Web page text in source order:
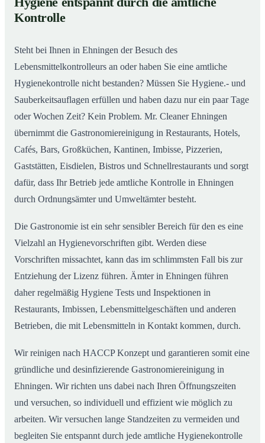
02Gastronomiereinigung in Ehningen – Qualität, die
man sieht
Kontrolle
Steht bei Ihnen in Ehningen der Besuch des
Lebensmittelkontrolleurs an oder haben Sie eine amtliche
Hygienekontrolle nicht bestanden? Müssen Sie Hygiene.- und
Sauberkeitsauflagen erfüllen und haben dazu nur ein paar Tage
oder Wochen Zeit? Kein Problem. Mr. Cleaner Ehningen
übernimmt die Gastronomiereinigung in Restaurants, Hotels,
Cafés, Bars, Großküchen, Kantinen, Imbisse, Pizzerien,
Gaststätten, Eisdielen, Bistros und Schnellrestaurants und sorgt
dafür, dass Ihr Betrieb jede amtliche Kontrolle in Ehningen
durch Ordnungsämter und Umweltämter besteht.
Die Gastronomie ist ein sehr sensibler Bereich für den es eine
Vielzahl an Hygienevorschriften gibt. Werden diese
Vorschriften missachtet, kann das im schlimmsten Fall bis zur
Entziehung der Lizenz führen. Ämter in Ehningen führen
daher regelmäßig Hygiene Tests und Inspektionen in
Restaurants, Imbissen, Lebensmittelgeschäften und anderen
Betrieben, die mit Lebensmitteln in Kontakt kommen, durch.
Wir reinigen nach HACCP Konzept und garantieren somit eine
gründliche und desinfizierende Gastronomiereinigung in
Ehningen. Wir richten uns dabei nach Ihren Öffnungszeiten
und versuchen, so individuell und effizient wie möglich zu
arbeiten. Wir versuchen lange Standzeiten zu vermeiden und
begleiten Sie entspannt durch jede amtliche Hygienekontrolle